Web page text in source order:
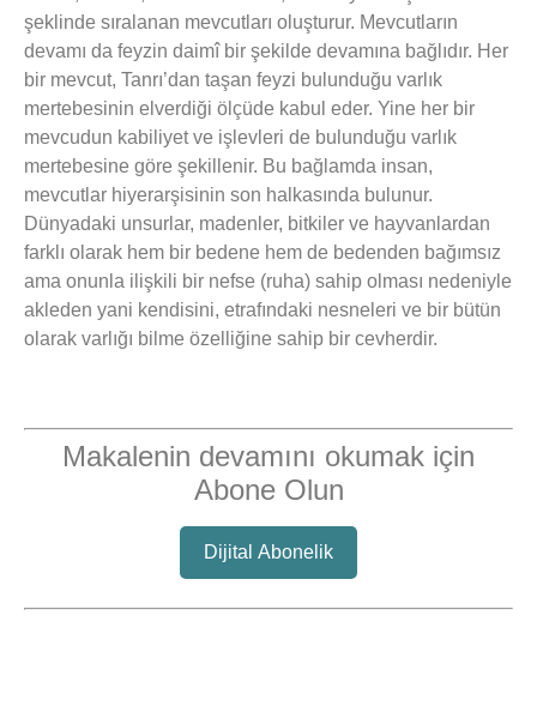
şeklinde sıralanan mevcutları oluşturur. Mevcutların
devamı da feyzin daimî bir şekilde devamına bağlıdır. Her
bir mevcut, Tanrı’dan taşan feyzi bulunduğu varlık
mertebesinin elverdiği ölçüde kabul eder. Yine her bir
mevcudun kabiliyet ve işlevleri de bulunduğu varlık
mertebesine göre şekillenir. Bu bağlamda insan,
mevcutlar hiyerarşisinin son halkasında bulunur.
Dünyadaki unsurlar, madenler, bitkiler ve hayvanlardan
farklı olarak hem bir bedene hem de bedenden bağımsız
ama onunla ilişkili bir nefse (ruha) sahip olması nedeniyle
akleden yani kendisini, etrafındaki nesneleri ve bir bütün
olarak varlığı bilme özelliğine sahip bir cevherdir.
Makalenin devamını okumak için
Abone Olun
Dijital Abonelik